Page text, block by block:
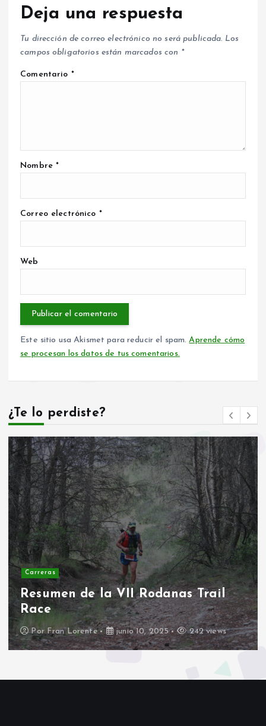
Deja una respuesta
Tu dirección de correo electrónico no será publicada. Los
campos obligatorios están marcados con *
Comentario *
Nombre*
Correo electrónico *
Web
Este sitio usa Akismet para reducir el spam.Aprende cómo
se procesan los datos de tus comentarios.
¿Te lo perdiste?
Carreras
II Duatlon escolar Rodanas
Por Fran Lorente marzo 17, 2025 400 views